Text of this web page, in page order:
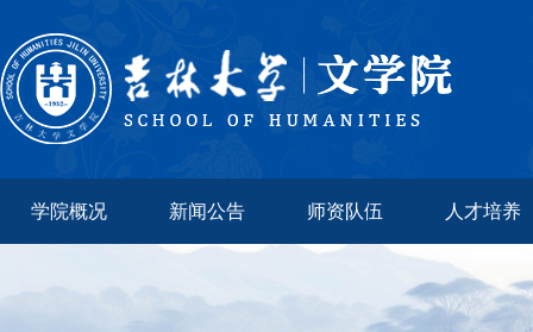
学院概况 新闻公告 师资队伍 人才培养